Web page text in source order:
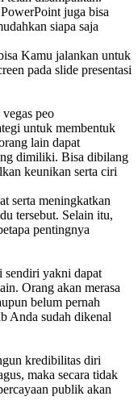
juga bisa
siapa saja
Kamu jalankan untuk
pada slide presentasi
peo
untuk membentuk
lain dapat
dimiliki. Bisa dibilang
keunikan serta ciri
serta meningkatkan
tersebut. Selain itu,
pentingnya
sendiri yakni dapat
Orang akan merasa
belum pernah
Anda sudah dikenal
kredibilitas diri
maka secara tidak
publik akan